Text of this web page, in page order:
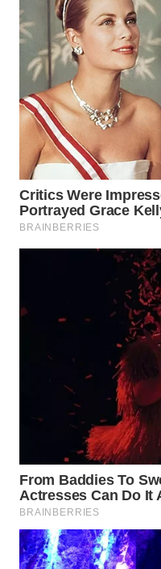
WN
LANGKAT
WN
TAPANULI
SELATAN
WN
TANJUNG
LESUNG
WN
LABUHANBATU
TAPANULI
WN DELI
SERDANG
WN
TEBING